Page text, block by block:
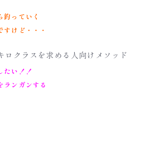
釣っていく
すけど・・・
ロクラスを求める人向けメソッド
たい！！
ンガンする